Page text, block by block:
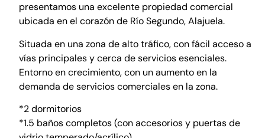
presentamos una excelente propiedad comercial
ubicada en el corazón de Río Segundo, Alajuela.
Situada en una zona de alto tráfico, con fácil acceso a
vías principales y cerca de servicios esenciales.
Entorno en crecimiento, con un aumento en la
demanda de servicios comerciales en la zona.
*2 dormitorios
*1.5 baños completos (con accesorios y puertas de